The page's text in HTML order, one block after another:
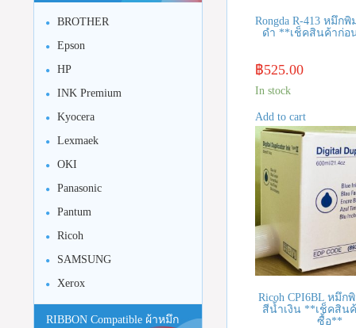
Rongda R-413 หมึก
ดำ **เช็คสินค้าก่อ
฿525.00
In stock
Add to cart
Ricoh CPI6BL หมึก
สีน้ำเงิน **เช็คสิน
ซื้อ**
BROTHER
Epson
HP
INK Premium
Kyocera
Lexmaek
OKI
Panasonic
Pantum
Ricoh
SAMSUNG
Xerox
RIBBON Compatible ผ้าหมึก